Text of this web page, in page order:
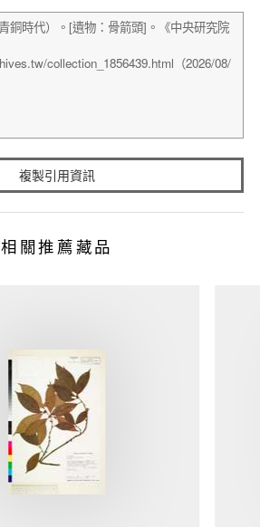
複製引用資訊
相關推薦藏品